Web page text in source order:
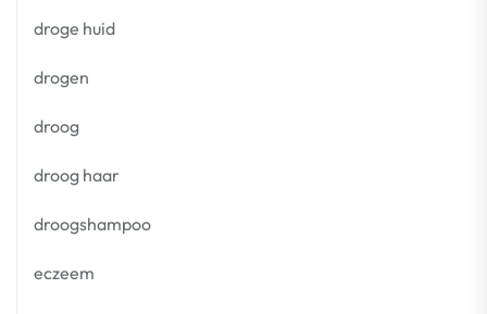
droge huid
drogen
droog
droog haar
droogshampoo
eczeem